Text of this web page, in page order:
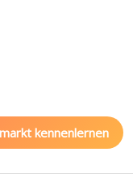
kennenlernen